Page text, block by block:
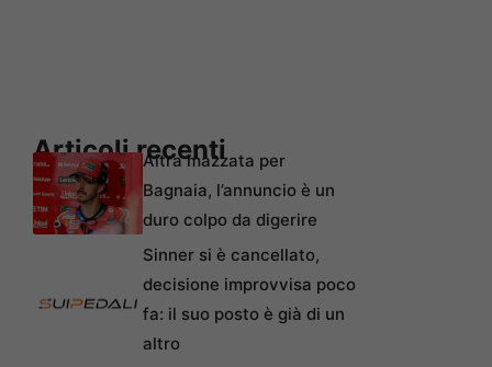
Articoli recenti
Altra mazzata per
Bagnaia, l’annuncio è un
duro colpo da digerire
Sinner si è cancellato,
decisione improvvisa poco
fa: il suo posto è già di un
altro